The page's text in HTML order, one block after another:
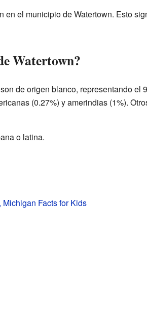
en el municipio de Watertown. Esto
Watertown?
de origen blanco, representando el
(0.27%) y amerindias (1%).
o latina.
Facts for Kids